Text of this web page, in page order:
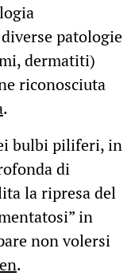
patologie
dermatiti)
riconosciuta
.
bulbi piliferi, in
di
la ripresa del
in
non volersi
.